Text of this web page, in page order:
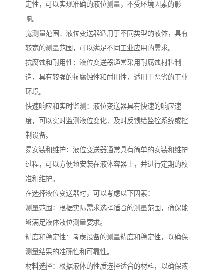
定性，可以实现准确的液位测量，不受环境因素的影
响。
宽测量范围：液位变送器适用于不同类型的液体，具有
较宽的测量范围，可以满足不同工业应用的需求。
抗腐蚀和耐用性：液位变送器通常采用耐腐蚀材料制
造，具有较强的抗腐蚀性和耐用性，适用于恶劣的工业
环境。
快速响应和实时监测：液位变送器具有快速的响应速
度，可以实时监测液位变化，及时反馈给监控系统或控
制设备。
易安装和维护：液位变送器通常具有简单的安装和维护
过程，可以方便地安装在液体容器上，并进行定期的校
准和维护。
在选择液位变送器时，可以考虑以下因素：
测量范围：根据实际需求选择适合的测量范围，确保能
够满足液体液位测量要求。
精度和稳定性：考虑设备的测量精度和稳定性，以确保
测量结果的准确性和可靠性。
材料选择：根据液体的性质选择适合的材料，以确保液